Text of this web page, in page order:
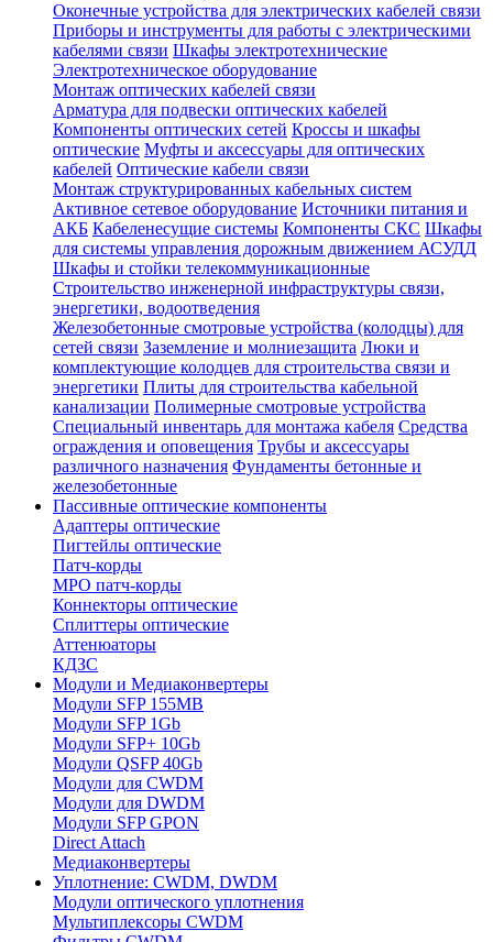
Оконечные устройства для электрических кабелей связи
Приборы и инструменты для работы с электрическими
кабелями связи Шкафы электротехнические
Электротехническое оборудование
Монтаж оптических кабелей связи
Арматура для подвески оптических кабелей
Компоненты оптических сетей Кроссы и шкафы
оптические Муфты и аксессуары для оптических
кабелей Оптические кабели связи
Монтаж структурированных кабельных систем
Активное сетевое оборудование Источники питания и
АКБ Кабеленесущие системы Компоненты СКС Шкафы
для системы управления дорожным движением АСУДД
Шкафы и стойки телекоммуникационные
Строительство инженерной инфраструктуры связи,
энергетики, водоотведения
Железобетонные смотровые устройства (колодцы) для
сетей связи Заземление и молниезащита Люки и
комплектующие колодцев для строительства связи и
энергетики Плиты для строительства кабельной
канализации Полимерные смотровые устройства
Специальный инвентарь для монтажа кабеля Средства
ограждения и оповещения Трубы и аксессуары
различного назначения Фундаменты бетонные и
железобетонные
Пассивные оптические компоненты
Адаптеры оптические
Пигтейлы оптические
Патч-корды
MPO патч-корды
Коннекторы оптические
Сплиттеры оптические
Аттенюаторы
КДЗС
Модули и Медиаконвертеры
Модули SFP 155MB
Модули SFP 1Gb
Модули SFP+ 10Gb
Модули QSFP 40Gb
Модули для CWDM
Модули для DWDM
Модули SFP GPON
Direct Attach
Медиаконвертеры
Уплотнение: CWDM, DWDM
Модули оптического уплотнения
Мультиплексоры CWDM